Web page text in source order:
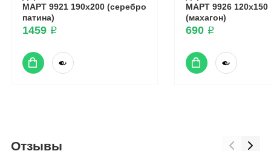
МАРТ 9921 190x200 (серебро
патина)
1459 ₽
МАРТ 9926 120x150
(махагон)
690 ₽
Отзывы